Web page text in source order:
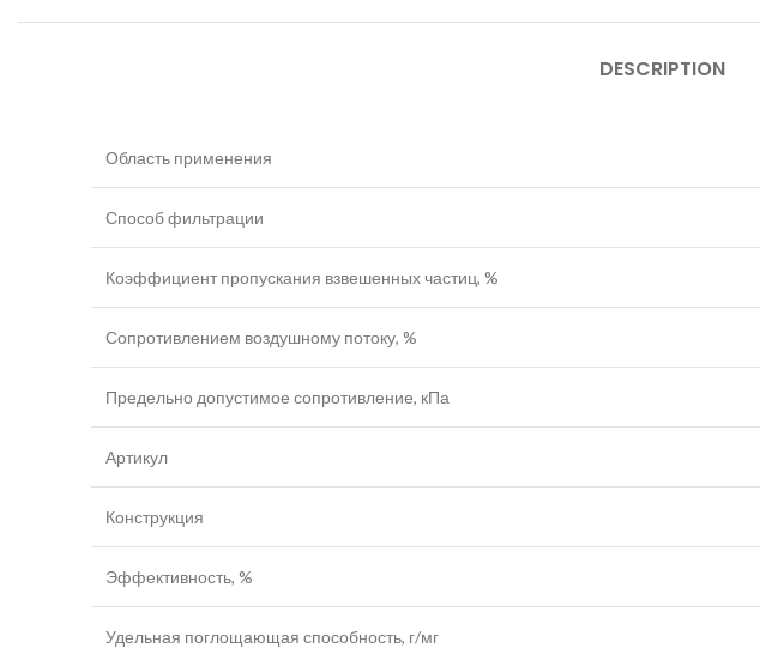
DESCRIPTION
Область применения
Способ фильтрации
Коэффициент пропускания взвешенных частиц, %
Сопротивлением воздушному потоку, %
Предельно допустимое сопротивление, кПа
Артикул
Конструкция
Эффективность, %
Удельная поглощающая способность, г/мг